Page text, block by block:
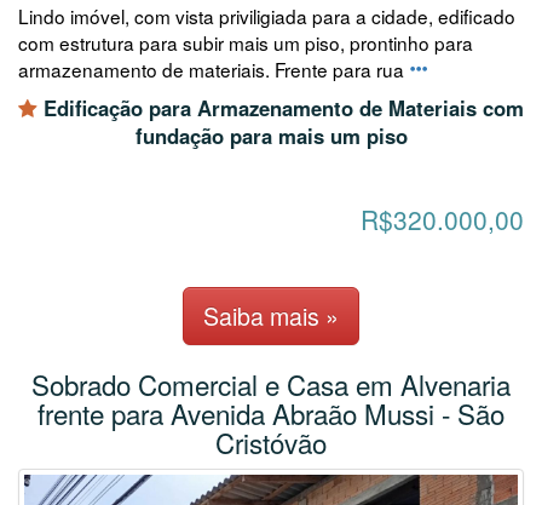
Lindo imóvel, com vista priviligiada para a cidade, edificado
com estrutura para subir mais um piso, prontinho para
armazenamento de materiais. Frente para rua
Edificação para Armazenamento de Materiais com
fundação para mais um piso
R$320.000,00
Saiba mais »
Sobrado Comercial e Casa em Alvenaria
frente para Avenida Abraão Mussi - São
Cristóvão